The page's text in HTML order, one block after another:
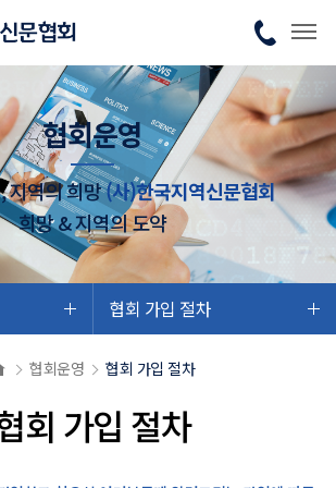
협회운영
지역의 희망(사)한국지역신문협회
희망 & 지역의 도약
협회 가입 절차
협회운영 협회 가입 절차
회 가입 절차